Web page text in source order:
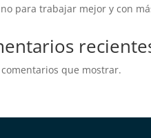
para trabajar mejor y con
que mostrar.